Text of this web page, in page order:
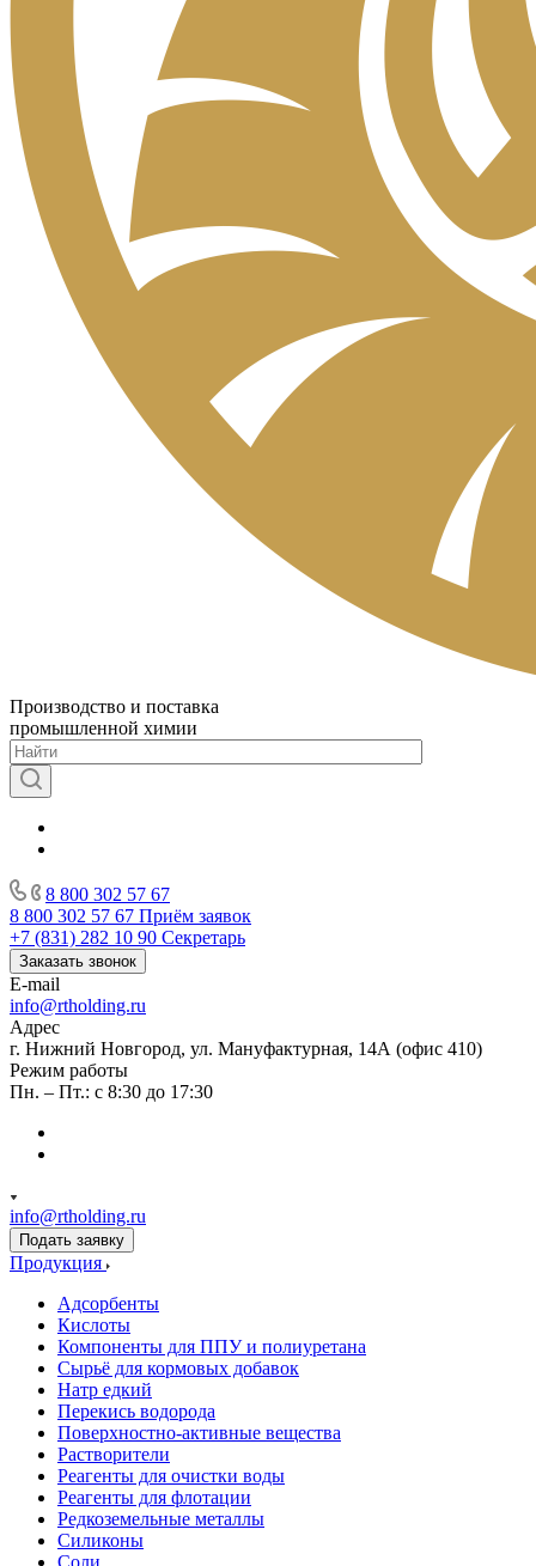
Производство и поставка
промышленной химии
8 800 302 57 67
8 800 302 57 67 Приём заявок
+7 (831) 282 10 90 Секретарь
Заказать звонок
E-mail
info@rtholding.ru
Адрес
г. Нижний Новгород, ул. Мануфактурная, 14А (офис 410)
Режим работы
Пн. – Пт.: с 8:30 до 17:30
info@rtholding.ru
Подать заявку
Продукция
Адсорбенты
Кислоты
Компоненты для ППУ и полиуретана
Сырьё для кормовых добавок
Натр едкий
Перекись водорода
Поверхностно-активные вещества
Растворители
Реагенты для очистки воды
Реагенты для флотации
Редкоземельные металлы
Силиконы
Соли